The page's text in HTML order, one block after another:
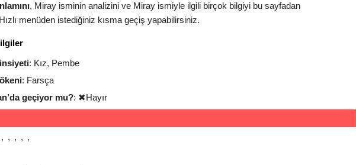
, Miray isminin analizini ve Miray ismiyle ilgili birçok bilgiyi bu sayfadan
menüden istediğiniz kısma geçiş yapabilirsiniz.
: Kız, Pembe
: Farsça
geçiyor mu?: ✖Hayır